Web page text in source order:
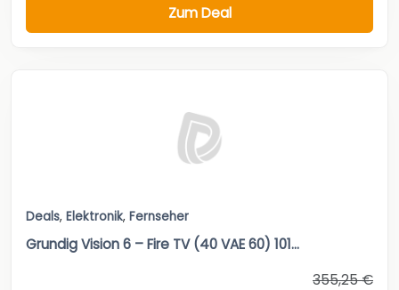
Zum Deal
Deals, Elektronik, Fernseher
Grundig Vision 6 – Fire TV (40 VAE 60) 101...
355,25 €